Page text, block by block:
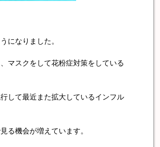
になりました。
マスクをして花粉症対策をしている
して最近また拡大しているインフル
る機会が増えています。